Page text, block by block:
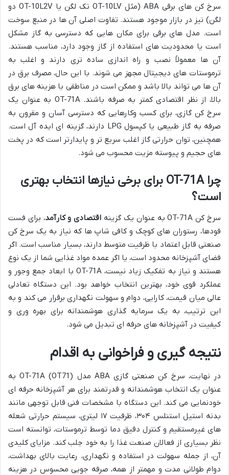
سرخ کن های برقی ABA (مثل OT-10LV تک لگن یا OT-10L2V دو
لگن) نیز در بازار موجود هستند. تفاوت اصلی آن ها در منبع سوخت
است. مدل های برقی برای مکان هایی که دسترسی به گاز مشکل
است یا محدودیت های استفاده از گاز وجود دارد، مناسب هستند.
آن ها معمولاً نصب و راه اندازی ساده تری دارند و اغلب به
ترموستات های دیجیتال مجهز می شوند. با این حال، مصرف برق در
آن ها می تواند بالا باشد و ممکن است در مناطقی با هزینه های برق
بالا، از نظر اقتصادی کمتر به صرفه باشند. OT-71A به عنوان یک
سرخ کن گازی، برای کسب وکارهایی که دسترسی آسان و مقرون به
صرفه به گاز طبیعی یا کپسول LPG دارند، گزینه ای ایده آل است.
همچنین، توان حرارتی گاز اغلب سریع تر و پایدارتر است که در پخت
های حجیم و پیوسته مزیت محسوب می شود.
چرا OT-71A برای برخی نیازها انتخاب بهتری
است؟
سرخ کن OT-71A به عنوان یک گزینه اقتصادی و کارآمد، برای فست
فودها، رستوران های کوچک و کافی شاپ ها که نیاز به یک سرخ کن
صنعتی قابل اعتماد با ظرفیت متوسط دارند، بسیار مناسب است. اگر
فضای آشپزخانه محدود است، یا اگر عمده مواد غذایی شما از یک نوع
هستند و نیاز به تفکیک زیاد نیست، OT-71A با ابعاد جمع وجور و
عملکرد قوی خود، بهترین انتخاب خواهد بود. این دستگاه تعادلی
عالی میان قیمت، کارایی، دوام و سهولت نگهداری برقرار می کند و به
این ترتیب، به یک سرمایه گذاری هوشمندانه برای بهره وری و
کیفیت در آشپزخانه های حرفه ای تبدیل می شود.
نتیجه گیری و فراخوانی به اقدام
در نهایت، سرخ کن صنعتی گازی ABA مدل OT-71A (OT71) به
عنوان یک انتخاب هوشمندانه و قدرتمند برای هر آشپزخانه حرفه ای
خودنمایی می کند. این دستگاه با مشخصات فنی قابل توجهی مانند
بدنه استیل استنلس ۳۰۴، ظرفیت ۱۷ لیتری، سیستم حرارتی شعله
های غیرمستقیم و کنترل دقیق دما توسط ترموستات، توانسته است
نظر بسیاری از فعالان صنعت غذا را به خود جلب کند. مزایای کلیدی
آن، از جمله سهولت در استفاده و نگهداری، رعایت بالای بهداشت،
دوام طولانی مدت و مهمتر از همه، صرفه جویی محسوس در هزینه